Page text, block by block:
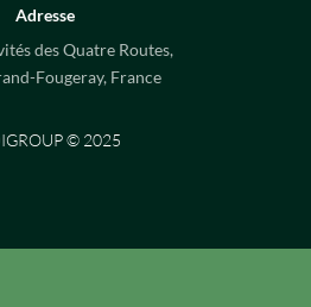
Adresse
des Quatre Routes,
Fougeray, France
© 2025